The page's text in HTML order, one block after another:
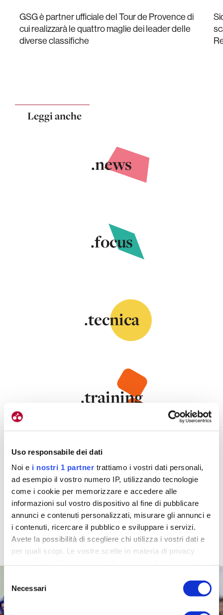
Uso responsabile dei dati
Noi e i nostri 1 partner trattiamo i vostri dati personali,
ad esempio il vostro numero IP, utilizzando tecnologie
come i cookie per memorizzare e accedere alle
informazioni sul vostro dispositivo al fine di pubblicare
annunci e contenuti personalizzati, misurare gli annunci e
i contenuti, ricercare il pubblico e sviluppare i servizi.
Avete la possibilità di scegliere chi utilizza i vostri dati e
per quali scopi. Le vostre scelte in materia di privacy
revocare il proprio consenso in qualsiasi momento dalla
Dichiarazione sui cookie o facendo clic sull'icona di
del
consenso
Necessari
GSG è partner ufficiale del Tour de Provence di
cui realizzarà le quattro maglie dei leader delle
diverse classifiche
Leggi anche
.news
.focus
.tecnica
.training
.turismo